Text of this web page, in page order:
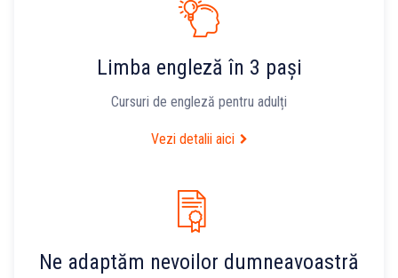
Limba engleză în 3 pași
Cursuri de engleză pentru adulți
Vezi detalii aici
Ne adaptăm nevoilor dumneavoastră